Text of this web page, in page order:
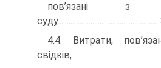
пов’язані
4.4. Витрати,
свідків,